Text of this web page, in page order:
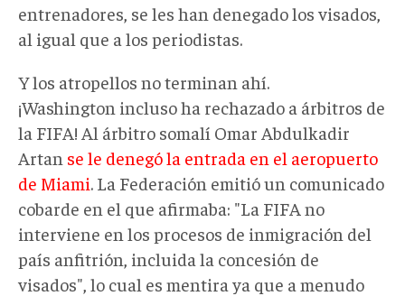
entrenadores, se les han denegado los visados,
al igual que a los periodistas.
Y los atropellos no terminan ahí.
¡Washington incluso ha rechazado a árbitros de
la FIFA! Al árbitro somalí Omar Abdulkadir
Artan se le denegó la entrada en el aeropuerto
de Miami. La Federación emitió un comunicado
cobarde en el que afirmaba: "La FIFA no
interviene en los procesos de inmigración del
país anfitrión, incluida la concesión de
visados", lo cual es mentira ya que a menudo